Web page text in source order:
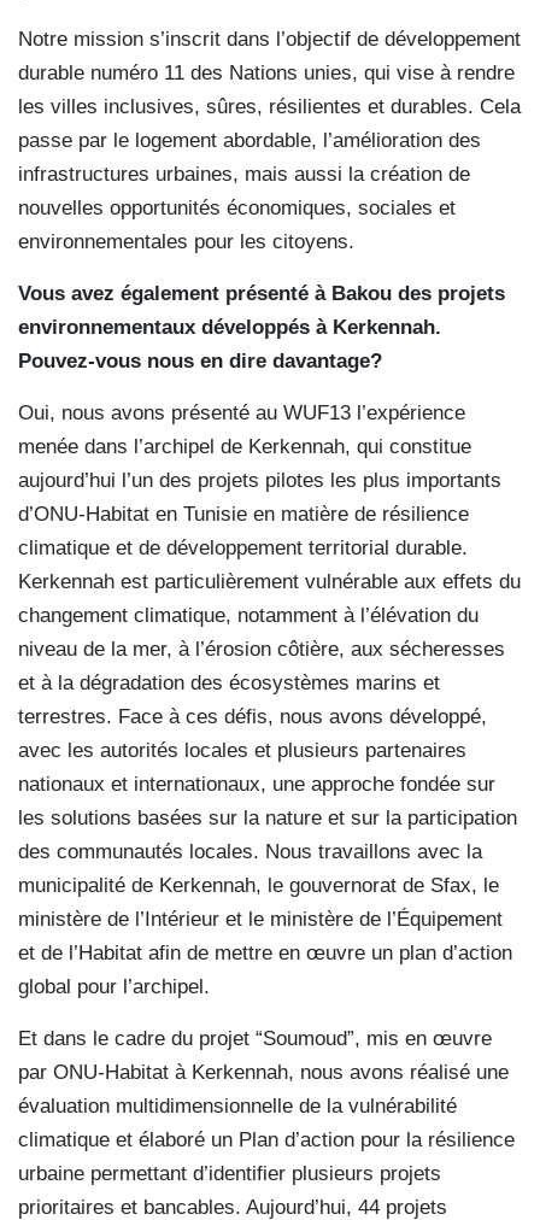
Notre mission s’inscrit dans l’objectif de développement
durable numéro 11 des Nations unies, qui vise à rendre
les villes inclusives, sûres, résilientes et durables. Cela
passe par le logement abordable, l’amélioration des
infrastructures urbaines, mais aussi la création de
nouvelles opportunités économiques, sociales et
environnementales pour les citoyens.
Vous avez également présenté à Bakou des projets
environnementaux développés à Kerkennah.
Pouvez-vous nous en dire davantage?
Oui, nous avons présenté au WUF13 l’expérience
menée dans l’archipel de Kerkennah, qui constitue
aujourd’hui l’un des projets pilotes les plus importants
d’ONU-Habitat en Tunisie en matière de résilience
climatique et de développement territorial durable.
Kerkennah est particulièrement vulnérable aux effets du
changement climatique, notamment à l’élévation du
niveau de la mer, à l’érosion côtière, aux sécheresses
et à la dégradation des écosystèmes marins et
terrestres. Face à ces défis, nous avons développé,
avec les autorités locales et plusieurs partenaires
nationaux et internationaux, une approche fondée sur
les solutions basées sur la nature et sur la participation
des communautés locales. Nous travaillons avec la
municipalité de Kerkennah, le gouvernorat de Sfax, le
ministère de l’Intérieur et le ministère de l’Équipement
et de l’Habitat afin de mettre en œuvre un plan d’action
global pour l’archipel.
Et dans le cadre du projet “Soumoud”, mis en œuvre
par ONU-Habitat à Kerkennah, nous avons réalisé une
évaluation multidimensionnelle de la vulnérabilité
climatique et élaboré un Plan d’action pour la résilience
urbaine permettant d’identifier plusieurs projets
prioritaires et bancables. Aujourd’hui, 44 projets